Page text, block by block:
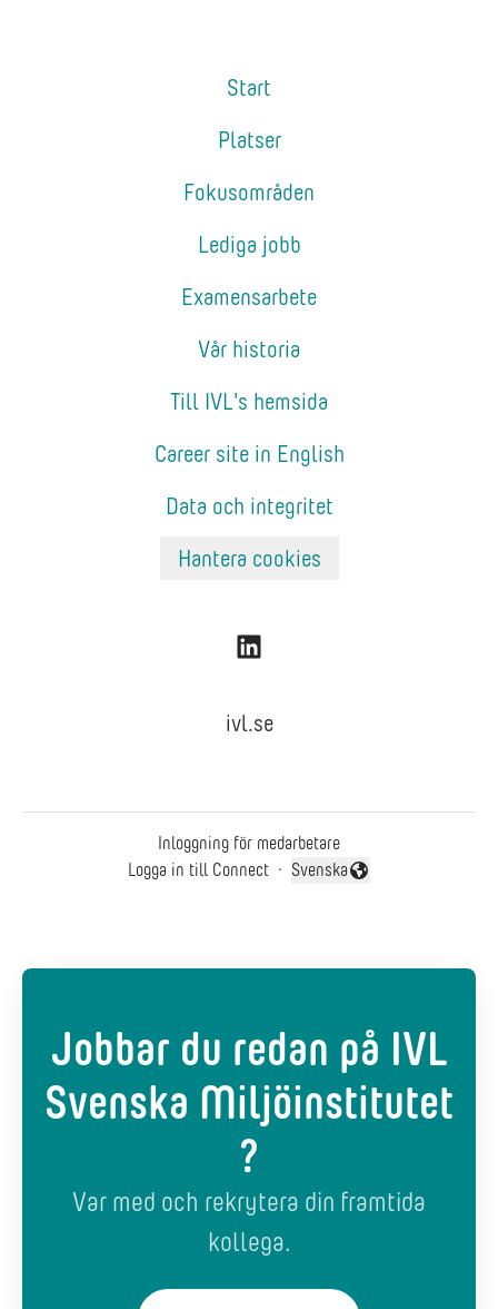
Start
Platser
Fokusområden
Lediga jobb
Examensarbete
Vår historia
Till IVL's hemsida
Career site in English
Data och integritet
Hantera cookies
ivl.se
Inloggning för medarbetare
Logga in till Connect ·
Byt språk
Svenska
Jobbar du redan på IVL
Svenska Miljöinstitutet
?
Var med och rekrytera din framtida
kollega.